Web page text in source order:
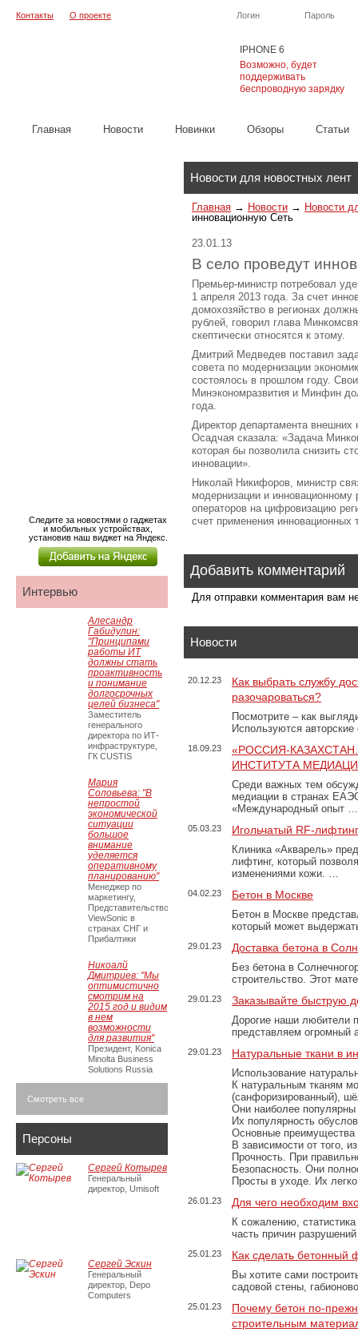
IPHONE 6
Возможно, будет
поддерживать
беспроводную зарядку
Логин Пароль
Контакты О проекте
Главная Новости Новинки Обзоры Cтатьи
Новости для новостных лент
Главная → Новости → Новости
инновационную Сеть
23.01.13
В село проведут
Премьер-министр потребовал
1 апреля 2013 года. За счет
домохозяйство в регионах
рублей, говорил глава
скептически относятся к этому.
Дмитрий Медведев поставил
совета по модернизации
состоялось в прошлом году.
Минэкономразвития и Минфин
года.
Директор департамента внешних
Осадчая сказала: «Задача
которая бы позволила снизить
инновации».
Николай Никифоров, министр
модернизации и инновационному
операторов на цифровизацию
счет применения инновационных
Добавить комментарий
Для отправки комментария вам
Новости
20.12.23
Как выбрать службу
разочароваться?
Посмотрите – как
Используются
18.09.23
«РОССИЯ-
ИНСТИТУТА
Среди важных тем
медиации в странах
«Международный опыт …
05.03.23 Игольчатый RF-
Клиника «Акварель»
лифтинг, который
изменениями кожи. …
04.02.23 Бетон в Москве
Бетон в Москве
который может
29.01.23 Доставка бетона в
Без бетона в
строительство. Этот
29.01.23 Заказывайте быструю
Дорогие наши любители
представляем огромный
29.01.23 Натуральные ткани в
Использование
К натуральным тканям
(санфоризированный),
Они наиболее популярны
Их популярность
Основные преимущества
В зависимости от того,
Прочность. При
Безопасность. Они
Просты в уходе. Их
26.01.23 Для чего необходим
К сожалению,
часть причин
25.01.23 Как сделать бетонный
Вы хотите сами
садовой стены,
25.01.23
Почему бетон по-
строительным
Следите за новостями о гаджетах
и мобильных устройствах,
установив наш виджет на Яндекс.
Интервью
Алесандр
Габидулин:
"Принципами
работы ИТ
должны стать
проактивность
и понимание
долгосрочных
целей бизнеса"
Заместитель
генерального
директора по ИТ-
инфраструктуре,
ГК CUSTIS
Мария
Соловьева: "В
непростой
экономической
ситуации
большое
внимание
уделяется
оперативному
планированию"
Менеджер по
маркетингу,
Представительство
ViewSonic в
странах СНГ и
Прибалтики
Никоалй
Дмитриев: "Мы
оптимистично
смотрим на
2015 год и видим
в нем
возможности
для развития"
Президент, Konica
Minolta Business
Solutions Russia
Смотреть все
Персоны
Сергей Котырев
Генеральный
директор, Umisoft
Сергей Эскин
Генеральный
директор, Depo
Computers